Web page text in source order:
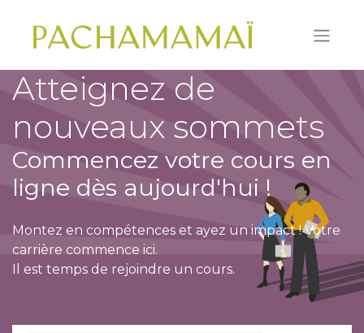
Atteignez de
nouveaux sommets
Commencez votre cours en
ligne dès aujourd'hui !
Montez en compétences et ayez un impact ! Votre
carrière commence ici.
Il est temps de rejoindre un cours.